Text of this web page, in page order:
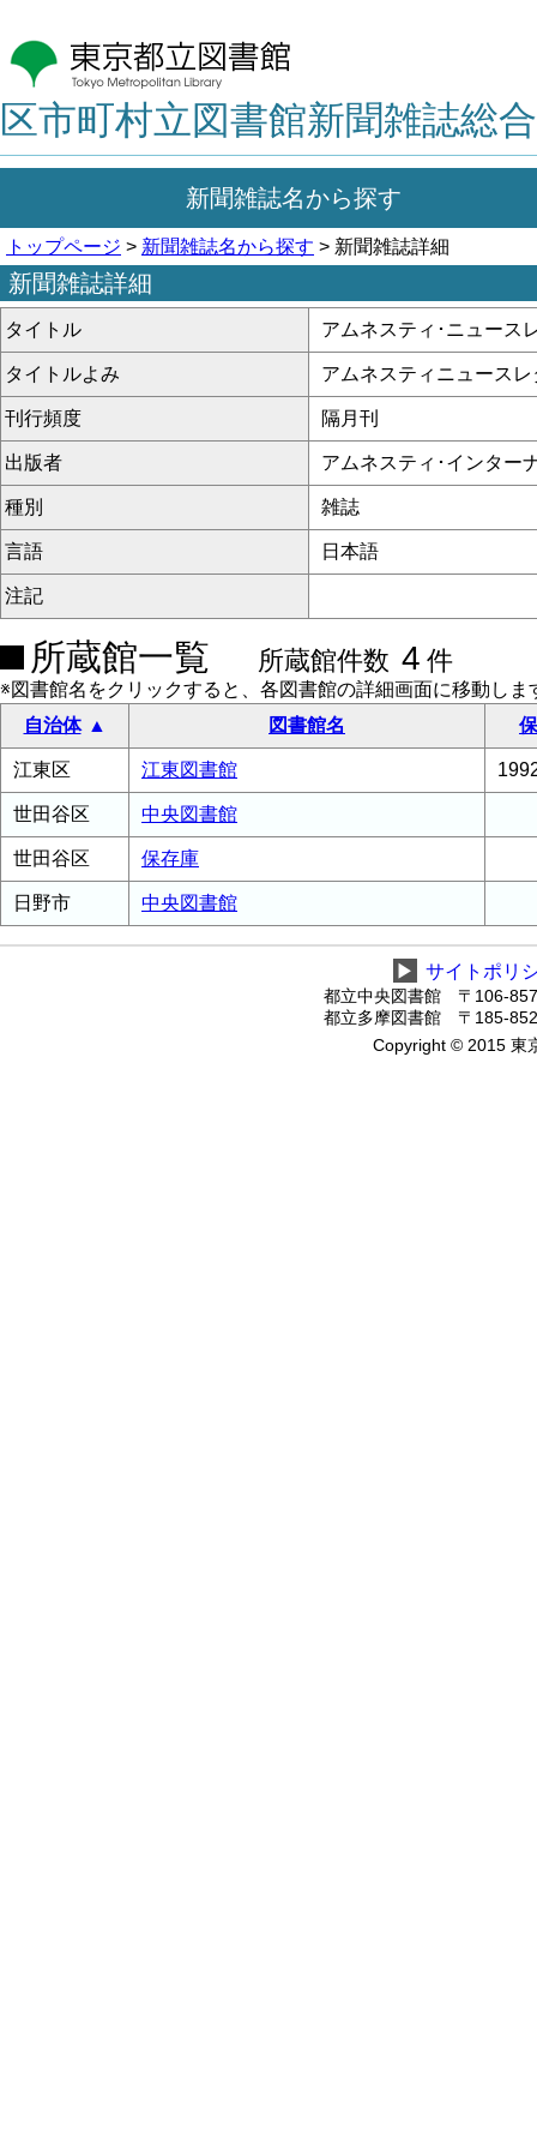
区市町村立図書館新聞雑誌総
新聞雑誌名から探す
トップページ > 新聞雑誌名から探す > 新聞雑誌詳細
新聞雑誌詳細
タイトル アムネスティ･ニュース
タイトルよみ アムネスティニュースレ
刊行頻度 隔月刊
出版者 アムネスティ･インター
種別 雑誌
言語 日本語
注記
所蔵館一覧 所蔵館件数 4 件
※図書館名をクリックすると、各図書館の詳細画面に移動しま
自治体
図書館名
江東区 江東図書館
世田谷区 中央図書館
世田谷区 保存庫
日野市 中央図書館
▶ サイトポリ
都立中央図書館 〒106-
都立多摩図書館 〒185-
Copyright © 2015 東